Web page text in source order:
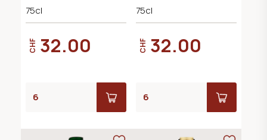
75cl
CHF 32.00
75cl
CHF 32.00